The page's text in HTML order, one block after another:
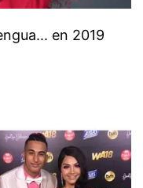
en 2019